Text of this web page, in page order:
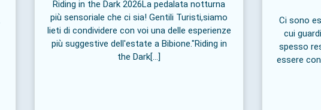
Riding in the Dark 2026La pedalata notturna
più sensoriale che ci sia! Gentili Turisti,siamo
lieti di condividere con voi una delle esperienze
più suggestive dell'estate a Bibione."Riding in
the Dark[...]
Ci sono
cui
spesso
essere